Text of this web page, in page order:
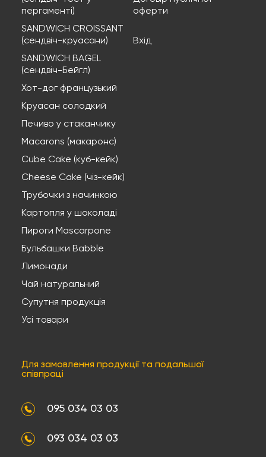
пергаменті)
SANDWICH CROISSANT
(сендвіч-круасани)
SANDWICH BAGEL
(сендвіч-Бейгл)
Хот-дог французький
Круасан солодкий
Печиво у стаканчику
Macarons (макаронс)
Cube Cake (куб-кейк)
Cheese Cake (чіз-кейк)
Трубочки з начинкою
Картопля у шоколаді
Пироги Mascarpone
Бульбашки Babble
Лимонади
Чай натуральний
Супутня продукція
Усі товари
оферти
Вхід
Для замовлення продукції та подальшої
співпраці
095 034 03 03
093 034 03 03